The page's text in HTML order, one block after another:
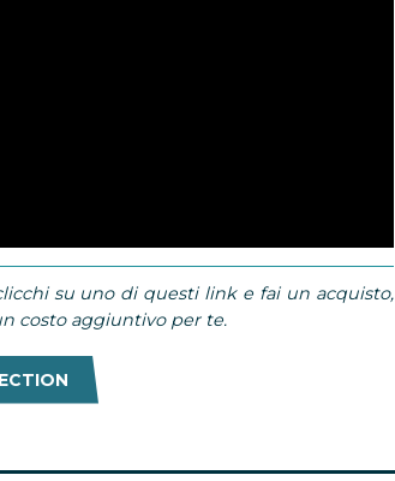
su uno di questi link e fai un acquisto,
costo aggiuntivo per te.